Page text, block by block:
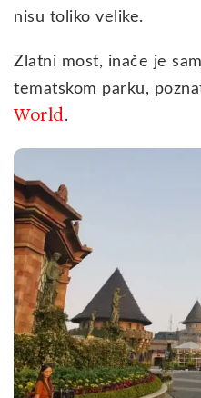
nisu toliko velike.
Zlatni most, inače je
tematskom parku,
World.